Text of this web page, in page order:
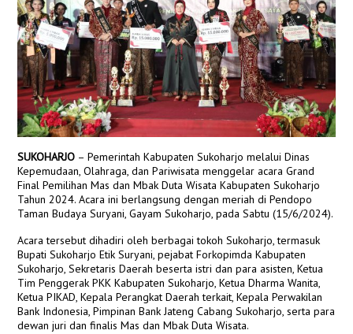
SUKOHARJO – Pemerintah Kabupaten Sukoharjo melalui Dinas
Kepemudaan, Olahraga, dan Pariwisata menggelar acara Grand
Final Pemilihan Mas dan Mbak Duta Wisata Kabupaten Sukoharjo
Tahun 2024. Acara ini berlangsung dengan meriah di Pendopo
Taman Budaya Suryani, Gayam Sukoharjo, pada Sabtu (15/6/2024).
Acara tersebut dihadiri oleh berbagai tokoh Sukoharjo, termasuk
Bupati Sukoharjo Etik Suryani, pejabat Forkopimda Kabupaten
Sukoharjo, Sekretaris Daerah beserta istri dan para asisten, Ketua
Tim Penggerak PKK Kabupaten Sukoharjo, Ketua Dharma Wanita,
Ketua PIKAD, Kepala Perangkat Daerah terkait, Kepala Perwakilan
Bank Indonesia, Pimpinan Bank Jateng Cabang Sukoharjo, serta para
dewan juri dan finalis Mas dan Mbak Duta Wisata.